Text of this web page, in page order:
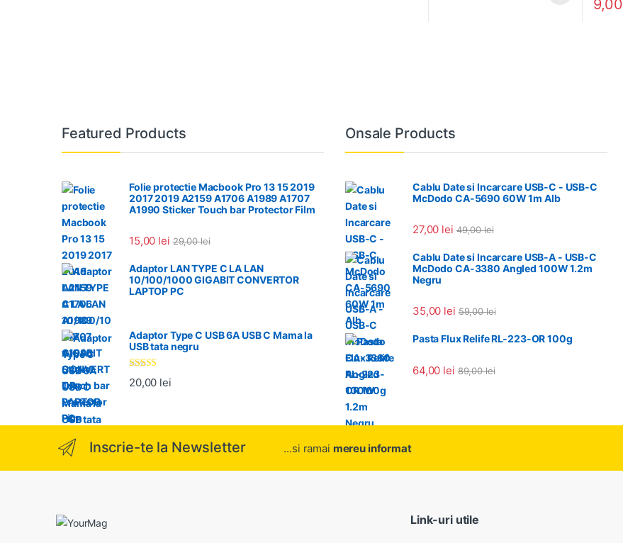
9,00
Featured Products
Folie protectie Macbook Pro 13 15 2019
2017 2019 A2159 A1706 A1989 A1707
A1990 Sticker Touch bar Protector Film
15,00 lei 29,00lei
Adaptor LAN TYPE C LA LAN
10/100/1000 GIGABIT CONVERTOR
LAPTOP PC
Adaptor Type C USB 6A USB C Mama la
USB tata negru
Evaluat la
5.00din 5
20,00 lei
Onsale Products
Cablu Date si Incarcare USB-C - USB-C
McDodo CA-5690 60W 1m Alb
27,00 lei 49,00lei
Cablu Date si Incarcare USB-A - USB-C
McDodo CA-3380 Angled 100W 1.2m
Negru
35,00 lei 59,00lei
Pasta Flux Relife RL-223-OR 100g
64,00 lei 89,00lei
Inscrie-te la Newsletter ...si ramai mereu informat
Link-uri utile